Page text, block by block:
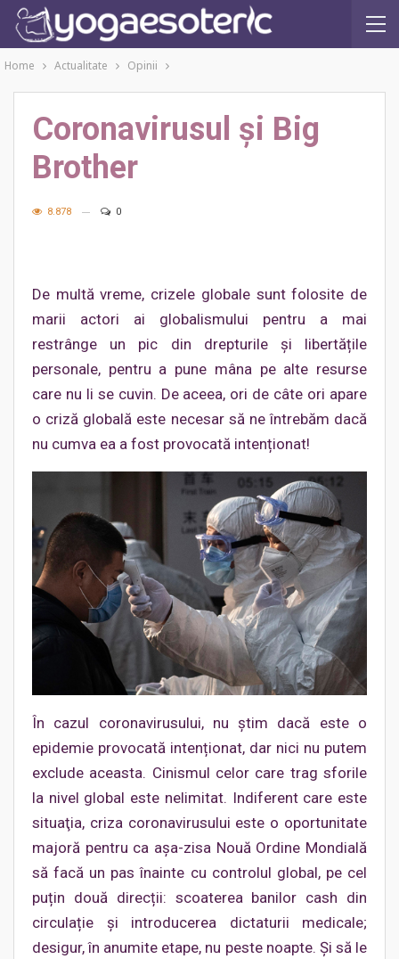
Home Actualitate Opinii
Coronavirusul și Big
Brother
8.878 0
De multă vreme, crizele globale sunt folosite de
marii actori ai globalismului pentru a mai
restrânge un pic din drepturile și libertățile
personale, pentru a pune mâna pe alte resurse
care nu li se cuvin. De aceea, ori de câte ori apare
o criză globală este necesar să ne întrebăm dacă
nu cumva ea a fost provocată intenționat!
În cazul coronavirusului, nu știm dacă este o
epidemie provocată intenționat, dar nici nu putem
exclude aceasta. Cinismul celor care trag sforile
la nivel global este nelimitat. Indiferent care este
situaţia, criza coronavirusului este o oportunitate
majoră pentru ca așa-zisa Nouă Ordine Mondială
să facă un pas înainte cu controlul global, pe cel
puțin două direcții: scoaterea banilor cash din
circulație și introducerea dictaturii medicale;
desigur, în anumite etape, nu peste noapte. Și să le